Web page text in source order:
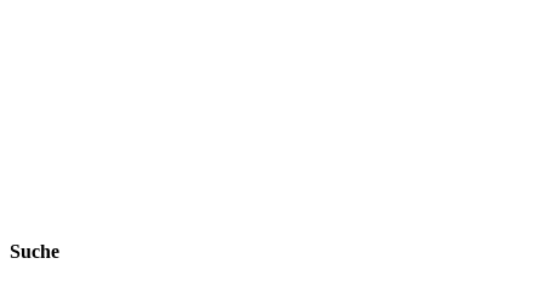
Suche